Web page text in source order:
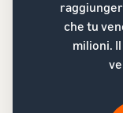
che tu
milioni.